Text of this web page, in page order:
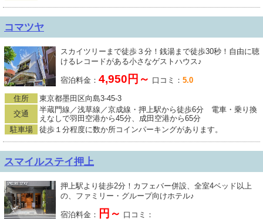
コマツヤ
スカイツリーまで徒歩３分！銭湯まで徒歩30秒！自由に聴
けるレコードがある小さなゲストハウス♪
宿泊料金： 4,950円～ 口コミ： 5.0
住所
東京都墨田区向島3-45-3
交通
半蔵門線／浅草線／京成線・押上駅から徒歩6分 電車・乗り換
えなしで羽田空港から45分、成田空港から65分
駐車場
徒歩１分程度に数か所コインパーキングがあります。
スマイルステイ押上
押上駅より徒歩2分！カフェバー併設、全室4ベッド以上
の、ファミリー・グループ向けホテル♪
宿泊料金： 円～ 口コミ：